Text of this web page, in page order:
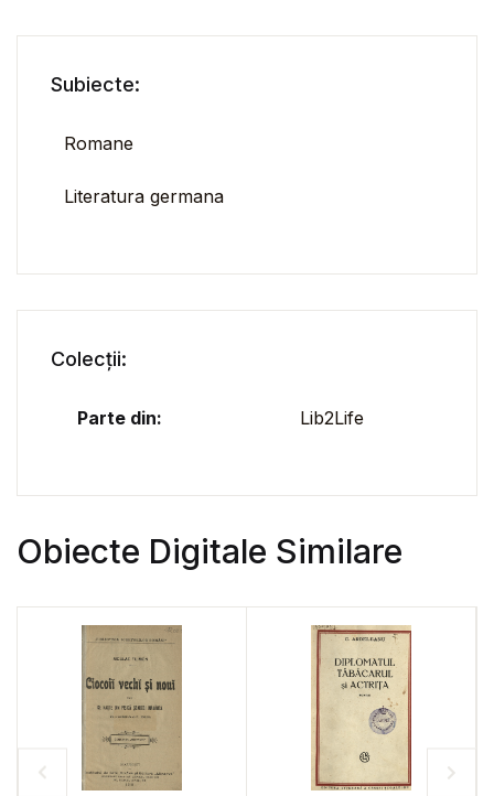
Subiecte:
Romane
Literatura germana
Colecții:
Parte din: Lib2Life
Obiecte Digitale Similare